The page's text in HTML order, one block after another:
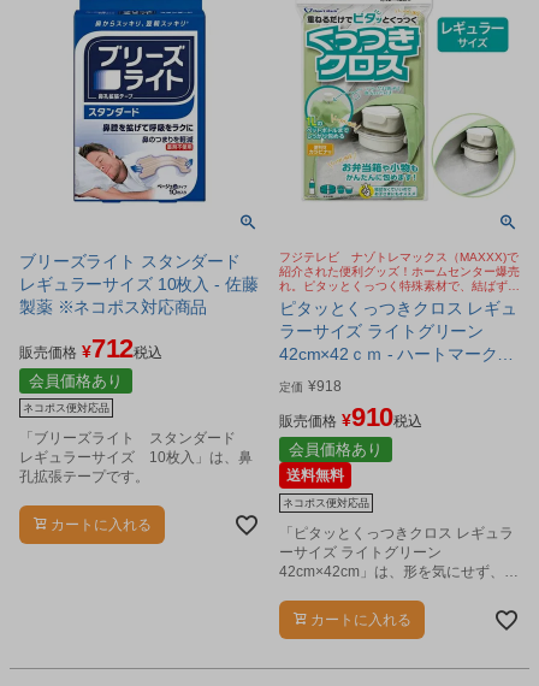
ブリーズライト スタンダード
レギュラーサイズ 10枚入 - 佐藤
製薬 ※ネコポス対応商品
販売価格 ¥712税込
会員価格あり
ネコポス便対応品
「ブリーズライト スタンダード
レギュラーサイズ 10枚入」は、鼻
孔拡張テープです。
カートに入れる
フジテレビ ナゾトレマックス（MAXXX)で
紹介された便利グッズ！ホームセンター爆売
れ。ピタッとくっつく特殊素材で、結ばず簡
単に包める保冷・保温クロス。お弁当箱や保
存容器、1Lペットボトルまでしっかり包み
ます
ピタッとくっつきクロス レギュ
ラーサイズ ライトグリーン
42cm×42ｃｍ - ハートマーク
[便利グッズ/くっつくクロス] ※
ネコポス対応商品
定価 ¥918
販売価格 ¥910税込
会員価格あり
送料無料
ネコポス便対応品
「ピタッとくっつきクロス レギュラ
ーサイズ ライトグリーン
42cm×42cm」は、形を気にせず、包
冷・保温クロスです。
カートに入れる